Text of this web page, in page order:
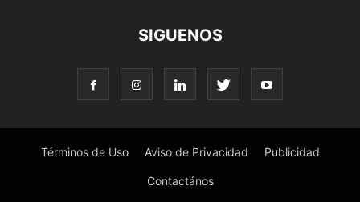
SIGUENOS
Términos de Uso Aviso de Privacidad Publicidad
Contactános